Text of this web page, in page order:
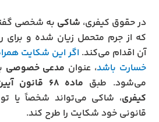
در حقوق کیفری، شاکی به شخصی
که از جرم متحمل زیان شده و برای
آن اقدام می‌کند. اگر این شکایت
خسارت باشد، عنوان مدعی خصوصی
می‌شود. طبق
ماده ۶۸
کیفری، شاکی می‌تواند شخصاً یا
قانونی خود شکایت را طرح کند.